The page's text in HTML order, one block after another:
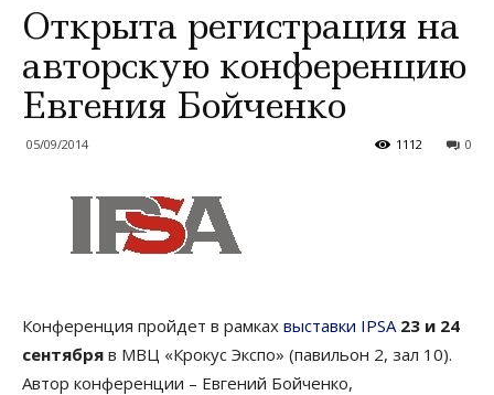
Открыта регистрация на
авторскую конференцию
Евгения Бойченко
05/09/2014 0
1112
Конференция пройдет в рамках выставки IPSA 23 и 24
сентября в МВЦ «Крокус Экспо» (павильон 2, зал 10).
Автор конференции – Евгений Бойченко,